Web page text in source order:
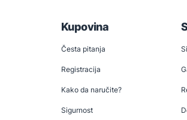
Kupovina
Česta pitanja
Registracija
Kako da naručite?
Sigurnost